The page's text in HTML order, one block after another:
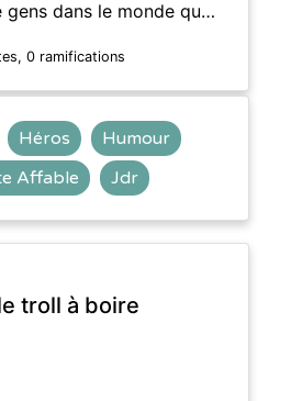
gens dans le monde qu…
0 ramifications
Héros
Humour
Affable
Jdr
troll à boire